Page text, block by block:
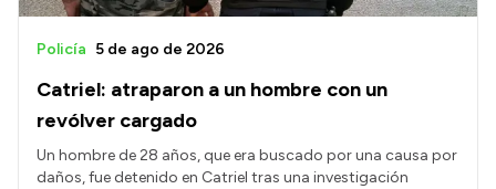
Catriel: atraparon a un hombre con un
revólver cargado
Policía 5 de ago de 2026
Un hombre de 28 años, que era buscado por una causa por
daños, fue detenido en Catriel tras una investigación